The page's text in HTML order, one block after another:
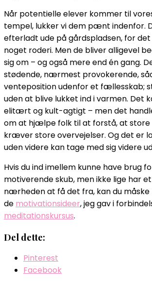
Når potentielle elever kommer til
tempel, lukker vi dem pænt indenfor.
efterladt ude på gårdspladsen, for
noget roderi. Men de bliver alligevel
sig om – og også mere end én gang.
stødende, nærmest provokerende,
venteposition udenfor et fællesskab;
uden at blive lukket ind i varmen. Det
elitært og kult-agtigt – men det
om at hjælpe folk til at forstå, at store
kræver store overvejelser. Og det er
uden videre kan tage med sig videre
Hvis du ind imellem kunne have brug
motiverende skub, men ikke lige har
nærheden at få det fra, kan du
de motivationsideer, jeg gav i
meditationskursus.
Del dette:
Pinterest
Facebook